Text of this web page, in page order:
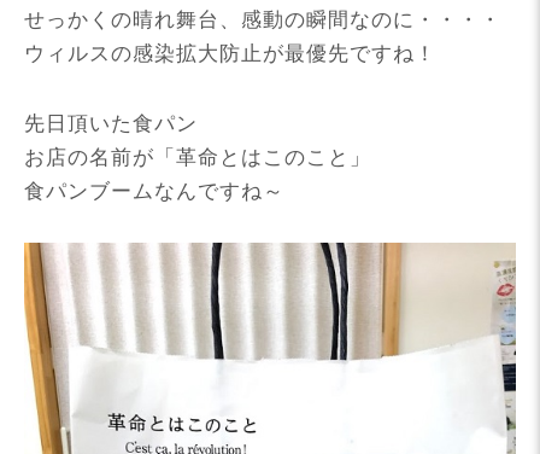
せっかくの晴れ舞台、感動の瞬間なのに・・・・
ウィルスの感染拡大防止が最優先ですね！
先日頂いた食パン
お店の名前が「革命とはこのこと」
食パンブームなんですね～